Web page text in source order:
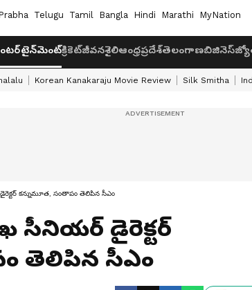
Telugu Tamil Bangla Hindi Marathi MyNation
క్రికెట్జీవనశైలిఆంధ్రప్రదేశ్తెలంగాణబిజినెస్
Korean Kanakaraju Movie Review Silk Smitha
కన్నుమూత, సంతాపం తెలిపిన సీఎం
సీనియర్ డైరెక్టర్
తెలిపిన సీఎం